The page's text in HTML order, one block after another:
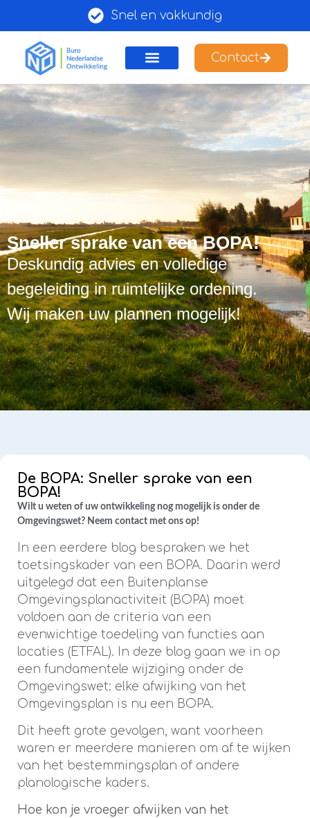
Snel en vakkundig
Contact
Sneller sprake van een BOPA!
Sneller sprake van een BOPA!
Deskundig advies en volledige
begeleiding in ruimtelijke ordening.
Wij maken uw plannen mogelijk!
De BOPA: Sneller sprake van een
BOPA!
Wilt u weten of uw ontwikkeling nog mogelijk is onder de
Omgevingswet? Neem contact met ons op!
In een eerdere blog bespraken we het
toetsingskader van een BOPA. Daarin werd
uitgelegd dat een Buitenplanse
Omgevingsplanactiviteit (BOPA) moet
voldoen aan de criteria van een
evenwichtige toedeling van functies aan
locaties (ETFAL). In deze blog gaan we in op
een fundamentele wijziging onder de
Omgevingswet: elke afwijking van het
Omgevingsplan is nu een BOPA.
Dit heeft grote gevolgen, want voorheen
waren er meerdere manieren om af te wijken
van het bestemmingsplan of andere
planologische kaders.
Hoe kon je vroeger afwijken van het